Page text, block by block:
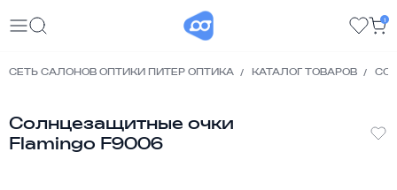
1
СЕТЬ САЛОНОВ ОПТИКИ ПИТЕР ОПТИКА КАТАЛОГ ТОВАРОВ
Солнцезащитные очки
Flamingo F9006